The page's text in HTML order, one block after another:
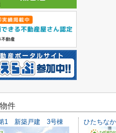
件
1 新築戸建 3号棟